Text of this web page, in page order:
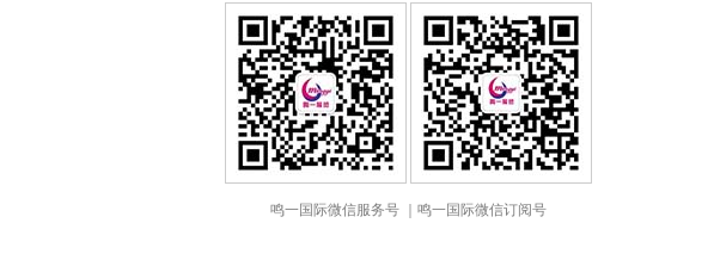
鸣一国际微信服务号 ｜鸣一国际微信订阅号